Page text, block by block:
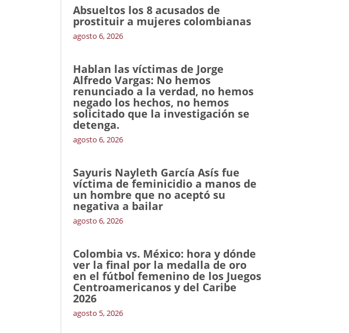
Absueltos los 8 acusados de
prostituir a mujeres colombianas
agosto 6, 2026
Hablan las víctimas de Jorge
Alfredo Vargas: No hemos
renunciado a la verdad, no hemos
negado los hechos, no hemos
solicitado que la investigación se
detenga.
agosto 6, 2026
Sayuris Nayleth García Asís fue
víctima de feminicidio a manos de
un hombre que no aceptó su
negativa a bailar
agosto 6, 2026
Colombia vs. México: hora y dónde
ver la final por la medalla de oro
en el fútbol femenino de los Juegos
Centroamericanos y del Caribe
2026
agosto 5, 2026